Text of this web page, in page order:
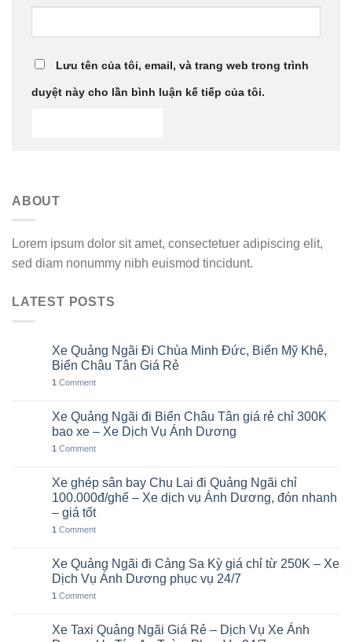
Lưu tên của tôi, email, và trang web trong trình
duyệt này cho lần bình luận kế tiếp của tôi.
ABOUT
Lorem ipsum dolor sit amet, consectetuer adipiscing elit,
sed diam nonummy nibh euismod tincidunt.
LATEST POSTS
Xe Quảng Ngãi Đi Chùa Minh Đức, Biển Mỹ Khê,
Biển Châu Tân Giá Rẻ
1 Comment
Xe Quảng Ngãi đi Biển Châu Tân giá rẻ chỉ 300K
bao xe – Xe Dịch Vụ Ánh Dương
1 Comment
Xe ghép sân bay Chu Lai đi Quảng Ngãi chỉ
100.000đ/ghế – Xe dịch vụ Ánh Dương, đón nhanh
– giá tốt
1 Comment
Xe Quảng Ngãi đi Cảng Sa Kỳ giá chỉ từ 250K – Xe
Dịch Vụ Ánh Dương phục vụ 24/7
1 Comment
Xe Taxi Quảng Ngãi Giá Rẻ – Dịch Vụ Xe Ánh